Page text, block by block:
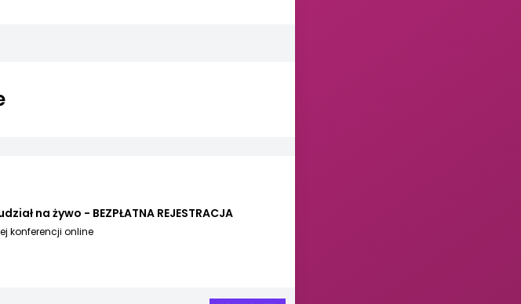
na żywo - BEZPŁATNA REJESTRACJA
konferencji online